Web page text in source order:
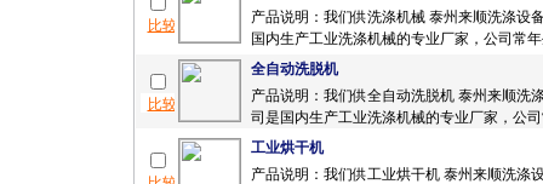
产品说明：我们供洗涤机械 泰州来顺洗涤设
国内生产工业洗涤机械的专业厂家，公司常
全自动洗脱机
产品说明：我们供全自动洗脱机 泰州来顺洗
司是国内生产工业洗涤机械的专业厂家，公
工业烘干机
产品说明：我们供工业烘干机 泰州来顺洗涤